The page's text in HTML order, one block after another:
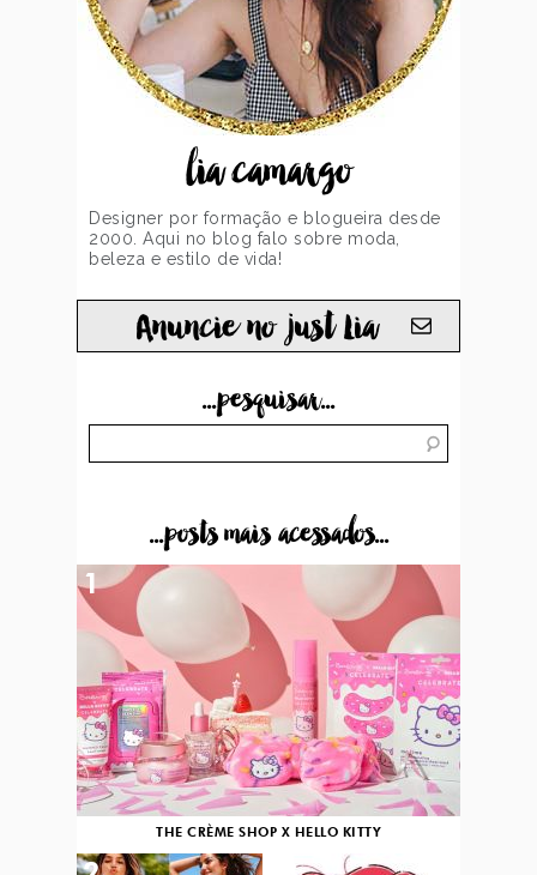
lia camargo
Designer por formação e blogueira desde
2000. Aqui no blog falo sobre moda,
beleza e estilo de vida!
Anuncie no just Lia
...pesquisar...
...posts mais acessados...
THE CRÈME SHOP X HELLO KITTY
1